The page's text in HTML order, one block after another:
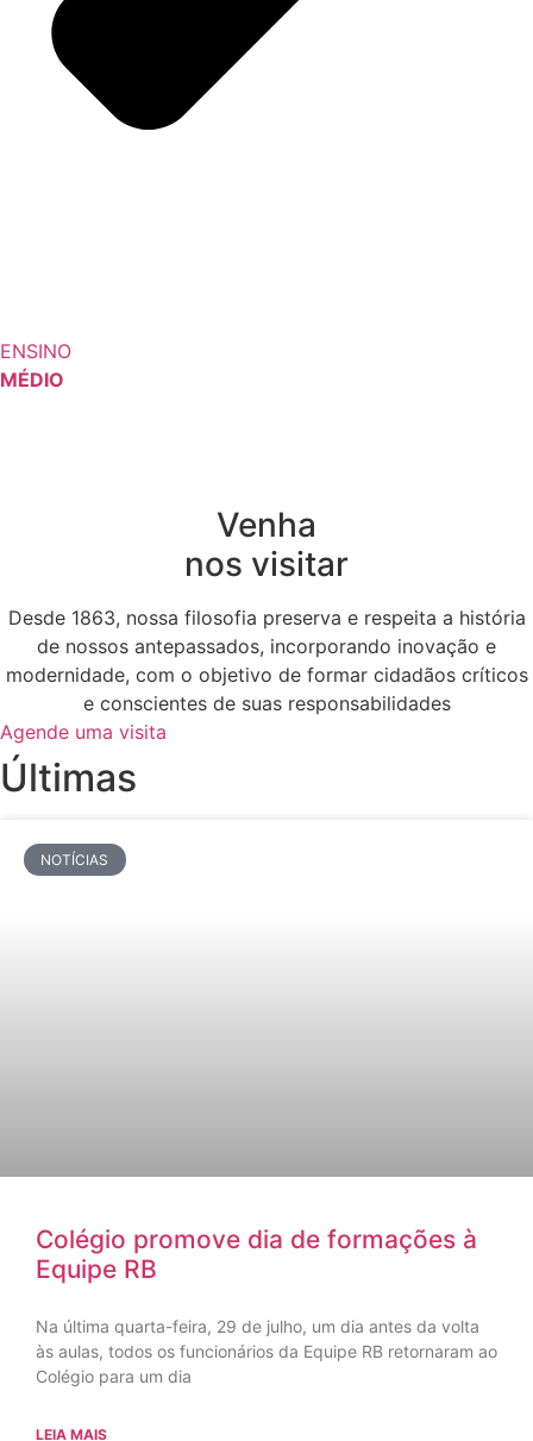
ENSINO
MÉDIO
Venha
nos visitar
Desde 1863, nossa filosofia preserva e respeita a história
de nossos antepassados, incorporando inovação e
modernidade, com o objetivo de formar cidadãos críticos
e conscientes de suas responsabilidades
Agende uma visita
Últimas
NOTÍCIAS
Colégio promove dia de formações à
Equipe RB
Na última quarta-feira, 29 de julho, um dia antes da volta
às aulas, todos os funcionários da Equipe RB retornaram ao
Colégio para um dia
LEIA MAIS